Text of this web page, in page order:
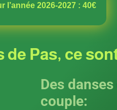
l’année 2026-2027 : 40€
de Pas, ce
Des danses
couple: